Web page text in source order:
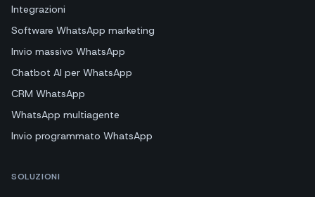
Integrazioni
Software WhatsApp marketing
Invio massivo WhatsApp
Chatbot AI per WhatsApp
CRM WhatsApp
WhatsApp multiagente
Invio programmato WhatsApp
SOLUZIONI